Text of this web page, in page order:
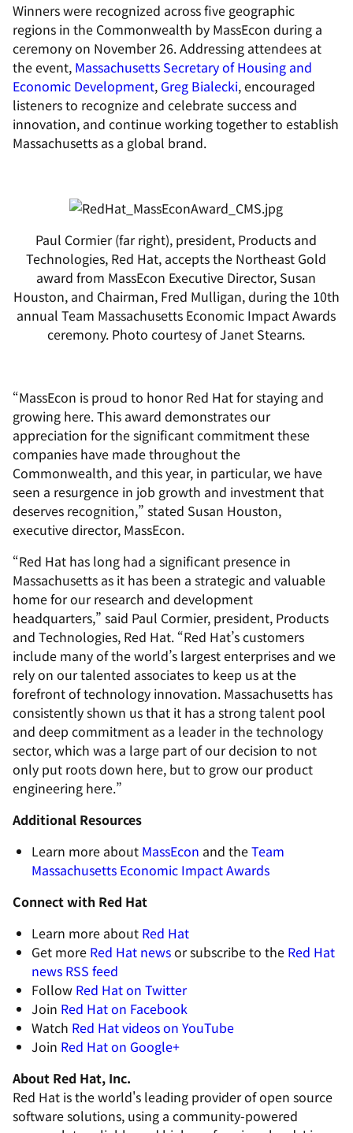
Winners were recognized across five geographic
regions in the Commonwealth by MassEcon during a
ceremony on November 26. Addressing attendees at
the event, Massachusetts Secretary of Housing and
Economic Development, Greg Bialecki, encouraged
listeners to recognize and celebrate success and
innovation, and continue working together to establish
Massachusetts as a global brand.
Paul Cormier (far right), president, Products and
Technologies, Red Hat, accepts the Northeast Gold
award from MassEcon Executive Director, Susan
Houston, and Chairman, Fred Mulligan, during the 10th
annual Team Massachusetts Economic Impact Awards
ceremony. Photo courtesy of Janet Stearns.
“MassEcon is proud to honor Red Hat for staying and
growing here. This award demonstrates our
appreciation for the significant commitment these
companies have made throughout the
Commonwealth, and this year, in particular, we have
seen a resurgence in job growth and investment that
deserves recognition,” stated Susan Houston,
executive director, MassEcon.
“Red Hat has long had a significant presence in
Massachusetts as it has been a strategic and valuable
home for our research and development
headquarters,” said Paul Cormier, president, Products
and Technologies, Red Hat. “Red Hat’s customers
include many of the world’s largest enterprises and we
rely on our talented associates to keep us at the
forefront of technology innovation. Massachusetts has
consistently shown us that it has a strong talent pool
and deep commitment as a leader in the technology
sector, which was a large part of our decision to not
only put roots down here, but to grow our product
engineering here.”
Additional Resources
Learn more about MassEcon and theTeam
Massachusetts Economic Impact Awards
Connect with Red Hat
Learn more about Red Hat
Get more Red Hat newsor subscribe to the Red Hat
news RSS feed
Follow Red Hat on Twitter
Join Red Hat on Facebook
Watch Red Hat videos on YouTube
Join Red Hat on Google+
About Red Hat, Inc.
Red Hat is the world's leading provider of open source
software solutions, using a community-powered